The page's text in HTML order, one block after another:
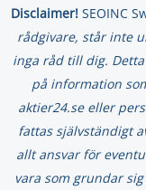
Disclaimer!SEOINC
rådgivare, står inte
inga råd till dig.
på information
aktier24.se eller
fattas självständigt
allt ansvar för
vara som grundar